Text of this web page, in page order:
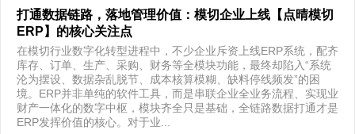
打通数据链路，落地管理价值：模切企业上线【点晴模切
ERP】的核心关注点
在模切行业数字化转型进程中，不少企业斥资上线ERP系统，配齐
库存、订单、生产、采购、财务等全模块功能，最终却陷入“系统
沦为摆设、数据杂乱脱节、成本核算模糊、缺料停线频发”的困
境。ERP并非单纯的软件工具，而是串联企业全业务流程、实现业
财产一体化的数字中枢，模块齐全只是基础，全链路数据打通才是
ERP发挥价值的核心。对于业...